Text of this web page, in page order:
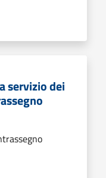
servizio dei